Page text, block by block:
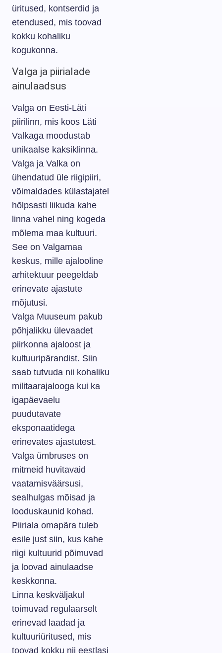
üritused, kontserdid ja
etendused, mis toovad
kokku kohaliku
kogukonna.
Valga ja piirialade
ainulaadsus
Valga on Eesti-Läti
piirilinn, mis koos Läti
Valkaga moodustab
unikaalse kaksiklinna.
Valga ja Valka on
ühendatud üle riigipiiri,
võimaldades külastajatel
hõlpsasti liikuda kahe
linna vahel ning kogeda
mõlema maa kultuuri.
See on Valgamaa
keskus, mille ajalooline
arhitektuur peegeldab
erinevate ajastute
mõjutusi.
Valga Muuseum pakub
põhjalikku ülevaadet
piirkonna ajaloost ja
kultuuripärandist. Siin
saab tutvuda nii kohaliku
militaarajalooga kui ka
igapäevaelu
puudutavate
eksponaatidega
erinevates ajastutest.
Valga ümbruses on
mitmeid huvitavaid
vaatamisväärsusi,
sealhulgas mõisad ja
looduskaunid kohad.
Piiriala omapära tuleb
esile just siin, kus kahe
riigi kultuurid põimuvad
ja loovad ainulaadse
keskkonna.
Linna keskväljakul
toimuvad regulaarselt
erinevad laadad ja
kultuuriüritused, mis
toovad kokku nii eestlasi